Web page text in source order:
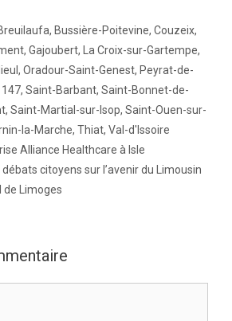
, Bussière-Poitevine,Couzeix,
, Gajoubert, La Croix-sur-Gartempe,
, Oradour-Saint-Genest, Peyrat-de-
147, Saint-Barbant, Saint-Bonnet-de-
, Saint-Martial-sur-Isop, Saint-Ouen-sur-
la-Marche, Thiat, Val-d'Issoire
Alliance Healthcare à Isle
citoyens sur l’avenir du Limousin
de Limoges